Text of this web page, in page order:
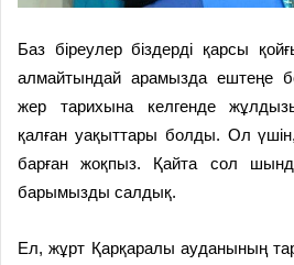
Баз біреулер біздерді қарсы
алмайтындай арамызда ештеңе
жер тари­хына келгенде
қалған уақыттары болды. Ол
барған жоқпыз. Қайта сол
барымызды салдық.
Ел, жұрт Қарқаралы ауданының